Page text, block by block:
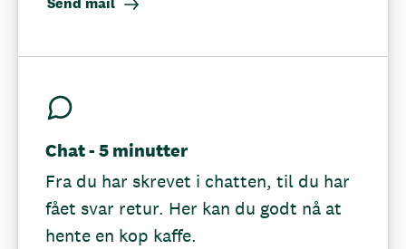
Chat - 5 minutter
Fra du har skrevet i chatten, til du har
fået svar retur. Her kan du godt nå at
hente en kop kaffe.